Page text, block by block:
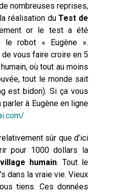
nombreuses reprises,
réalisation duTest de
or le test a été
le robot « Eugène ».
vous faire croire en 5
où tout au moins
tout le monde sait
est bidon). Si ça vous
à Eugène en ligne
sûr que d’ici
pour 1000 dollars la
village humain. Tout le
dans la vraie vie. Vieux
tiens. Ces données